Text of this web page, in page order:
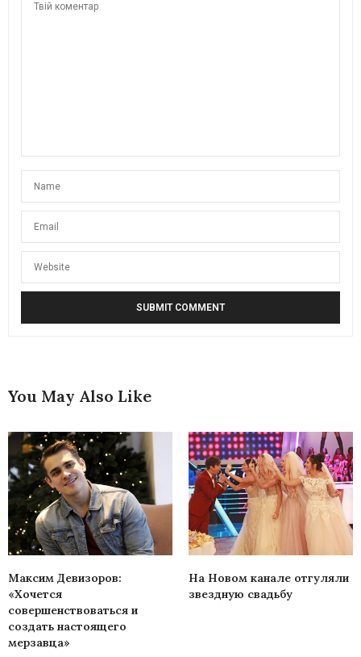
You May Also Like
Максим Девизоров:
«Хочется
совершенствоваться и
создать настоящего
мерзавца»
На Новом канале отгуляли
звездную свадьбу